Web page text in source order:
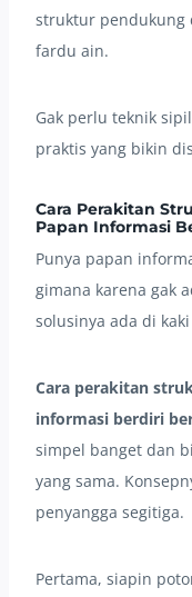
struktur pendukung
fardu ain.
Gak perlu teknik
praktis yang bikin
Cara Perakitan
Papan Informasi
Punya papan
gimana karena gak
solusinya ada di
Cara perakitan
informasi berdiri
simpel banget dan
yang sama.
penyangga segitiga.
Pertama, siapin